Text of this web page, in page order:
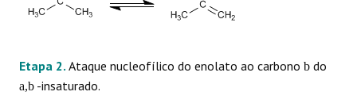
Etapa 2. Ataque nucleofílico do enolato ao carbono b do
a,b -insaturado.